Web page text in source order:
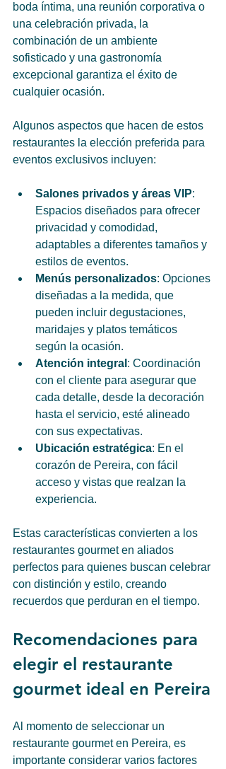
boda íntima, una reunión corporativa o
una celebración privada, la
combinación de un ambiente
sofisticado y una gastronomía
excepcional garantiza el éxito de
cualquier ocasión.
Algunos aspectos que hacen de estos
restaurantes la elección preferida para
eventos exclusivos incluyen:
Salones privados y áreas VIP:
Espacios diseñados para ofrecer
privacidad y comodidad,
adaptables a diferentes tamaños y
estilos de eventos.
Menús personalizados: Opciones
diseñadas a la medida, que
pueden incluir degustaciones,
maridajes y platos temáticos
según la ocasión.
Atención integral : Coordinación
con el cliente para asegurar que
cada detalle, desde la decoración
hasta el servicio, esté alineado
con sus expectativas.
Ubicación estratégica: En el
corazón de Pereira, con fácil
acceso y vistas que realzan la
experiencia.
Estas características convierten a los
restaurantes gourmet en aliados
perfectos para quienes buscan celebrar
con distinción y estilo, creando
recuerdos que perduran en el tiempo.
Recomendaciones para
elegir el restaurante
gourmet ideal en Pereira
Al momento de seleccionar un
restaurante gourmet en Pereira, es
importante considerar varios factores